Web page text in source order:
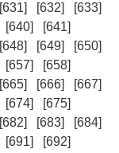
[631] [632]
[633]
[640]
[641]
[648] [649]
[650]
[657]
[658]
[665] [666]
[667]
[674]
[675]
[682] [683]
[684]
[691]
[692]